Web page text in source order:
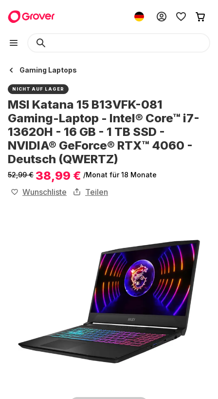
Gaming Laptops
NICHT AUF LAGER
MSI Katana 15 B13VFK-081
Gaming-Laptop - Intel® Core™ i7-
13620H - 16 GB - 1 TB SSD -
NVIDIA® GeForce® RTX™ 4060 -
Deutsch (QWERTZ)
52,99 € 38,99 € /Monat für 18 Monate
Wunschliste Teilen